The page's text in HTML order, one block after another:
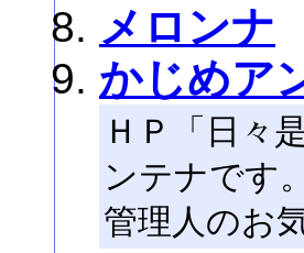
メロンナ
かじめア
ＨＰ「日々
ンテナです。
管理人のお